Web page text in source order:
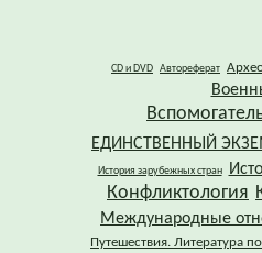
CD и DVD Автореферат
ЕДИНСТВЕННЫЙ
История зарубежных стран
Конфликтология
Международные
Путешествия. Литература